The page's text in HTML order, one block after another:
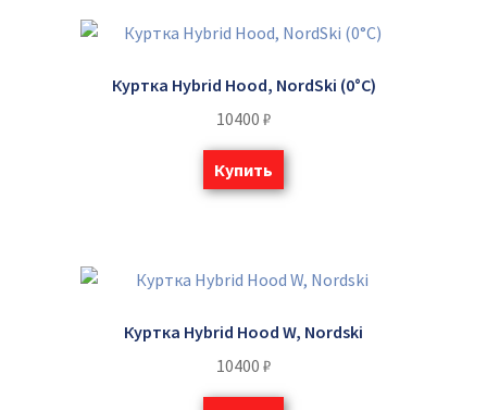
Куртка Hybrid Hood, NordSki (0°C)
10400 ₽
Купить
Куртка Hybrid Hood W, Nordski
10400 ₽